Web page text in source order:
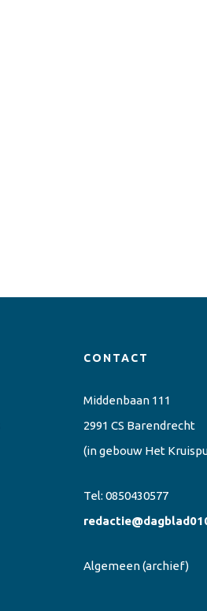
CONTACT
Middenbaan 111
2991 CS Barendrecht
(in gebouw Het
Tel: 0850430577
Algemeen(archief)